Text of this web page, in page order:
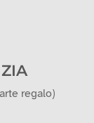
regalo)